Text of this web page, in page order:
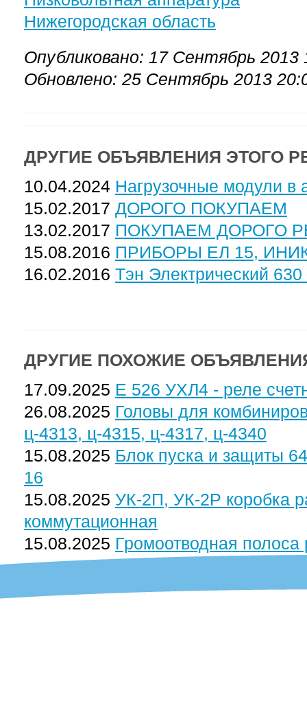
Нижегородская область
Опубликовано: 17 Сентябрь 2013
Обновлено: 25 Сентябрь 2013
ДРУГИЕ ОБЪЯВЛЕНИЯ ЭТОГО
10.04.2024 Нагрузочные модули в
15.02.2017 ДОРОГО ПОКУПАЕМ
13.02.2017 ПОКУПАЕМ ДОРОГО
15.08.2016 ПРИБОРЫ ЕЛ 15,
16.02.2016 Тэн Электрический
ДРУГИЕ ПОХОЖИЕ
17.09.2025 Е 526 УХЛ4 - реле
26.08.2025 Головы для
ц-4313, ц-4315, ц-4317, ц-4340
15.08.2025 Блок пуска и защиты
16
15.08.2025 УК-2П, УК-2Р коробка
коммутационная
15.08.2025 Громоотводная полоса